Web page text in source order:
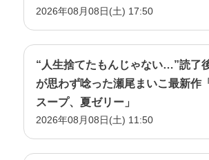
2026年08月08日(土) 17:50
“人生捨てたもんじゃない…”読了
が思わず唸った瀬尾まいこ最新作
スープ、夏ゼリー」
2026年08月08日(土) 11:50